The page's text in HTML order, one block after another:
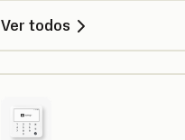
Ver todos